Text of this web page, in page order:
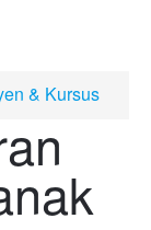
& Kursus